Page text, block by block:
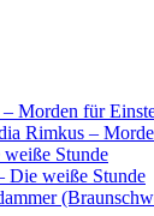
Morden für
Rimkus –
Stunde
Die weiße Stunde